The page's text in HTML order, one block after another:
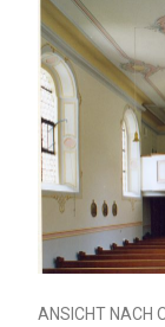
ANSICHT NACH